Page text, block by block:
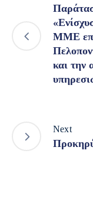
ΜΜΕ
και την
Next